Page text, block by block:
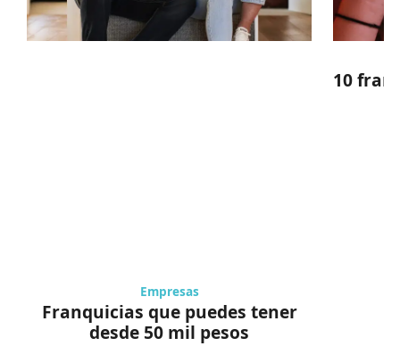
Empresas
Franquicias que puedes tener
desde 50 mil pesos
10